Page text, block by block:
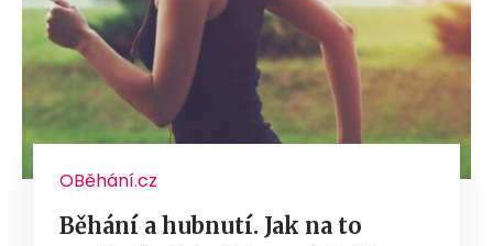
OBěhání.cz
Běhání a hubnutí. Jak na to